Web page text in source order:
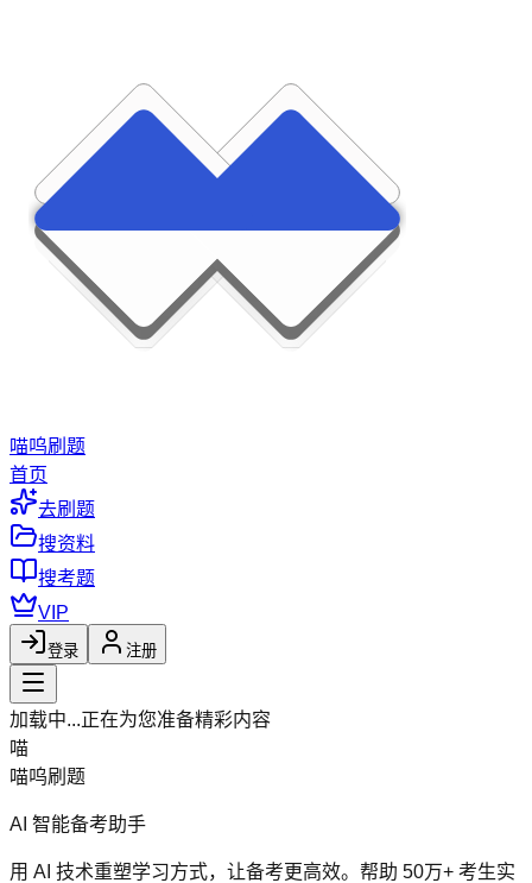
喵呜刷题
首页
去刷题
搜资料
搜考题
VIP
登录 注册
加载中...正在为您准备精彩内容
喵
喵呜刷题
AI 智能备考助手
用 AI 技术重塑学习方式，让备考更高效。帮助 50万+ 考生实